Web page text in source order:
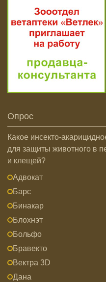
Опрос
Какое инсекто-
для защиты животного в
и клещей?
Адвокат
Барс
Бинакар
Блохнэт
Больфо
Бравекто
Вектра 3D
Дана